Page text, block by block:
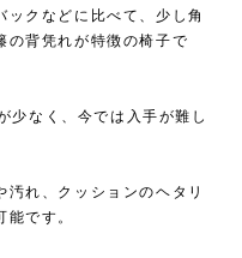
クなどに比べて、少し角
の背凭れが特徴の椅子で
少なく、今では入手が難し
れ、クッションのヘタリ
です。